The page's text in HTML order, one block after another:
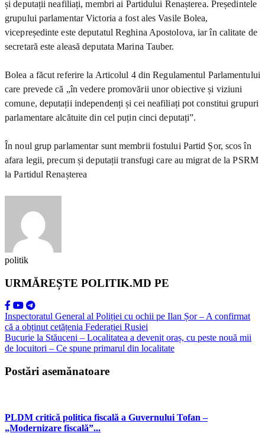
și deputații neafiliați, membri ai Partidului Renașterea. Președintele
grupului parlamentar Victoria a fost ales Vasile Bolea,
vicepreședinte este deputatul Reghina Apostolova, iar în calitate de
secretară este aleasă deputata Marina Tauber.
Bolea a făcut referire la Articolul 4 din Regulamentul Parlamentului
care prevede că „în vedere promovării unor obiective și viziuni
comune, deputații independenți și cei neafiliați pot constitui grupuri
parlamentare alcătuite din cel puțin cinci deputați”.
În noul grup parlamentar sunt membrii fostului Partid Șor, scos în
afara legii, precum și deputații transfugi care au migrat de la PSRM
la Partidul Renașterea
politik
URMĂREȘTE POLITIK.MD PE
Inspectoratul General al Poliției cu ochii pe Ilan Șor – A confirmat
că a obținut cetățenia Federației Rusiei
Bucurie la Stăuceni – Localitatea a devenit oraș, cu peste nouă mii
de locuitori – Ce spune primarul din localitate
Postări asemănatoare
PLDM critică politica fiscală a Guvernului Tofan –
„Modernizare fiscală”...